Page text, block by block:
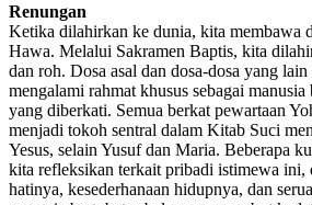
Renungan
Ketika dilahirkan ke dunia, kita membawa
Hawa. Melalui Sakramen Baptis, kita
dan roh. Dosa asal dan dosa-dosa yang
mengalami rahmat khusus sebagai
yang diberkati. Semua berkat pewartaan
menjadi tokoh sentral dalam Kitab Suci
Yesus, selain Yusuf dan Maria. Beberapa
kita refleksikan terkait pribadi istimewa ini,
hatinya, kesederhanaan hidupnya, dan